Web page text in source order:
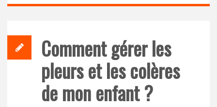
Comment gérer les
pleurs et les colères
de mon enfant ?